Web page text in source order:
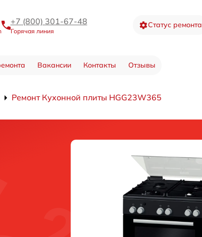
+7 (800) 301-67-48
Горячая линия
Статус ремонта
Вакансии Контакты Отзывы
Ремонт Кухонной плиты HGG23W365